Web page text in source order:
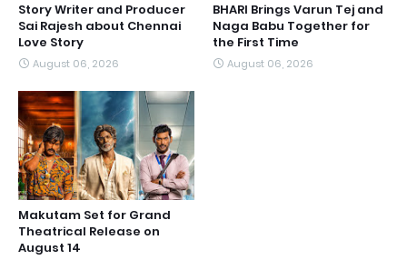
Story Writer and Producer
Sai Rajesh about Chennai
Love Story
August 06, 2026
BHARI Brings Varun Tej and
Naga Babu Together for
the First Time
August 06, 2026
Makutam Set for Grand
Theatrical Release on
August 14